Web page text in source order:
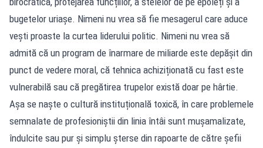
bugetelor uriașe. Nimeni nu vrea să fie mesagerul care aduce
vești proaste la curtea liderului politic. Nimeni nu vrea să
admită că un program de înarmare de miliarde este depășit din
punct de vedere moral, că tehnica achiziționată cu fast este
vulnerabilă sau că pregătirea trupelor există doar pe hârtie.
Așa se naște o cultură instituțională toxică, în care problemele
semnalate de profesioniștii din linia întâi sunt mușamalizate,
îndulcite sau pur și simplu șterse din rapoarte de către șefii